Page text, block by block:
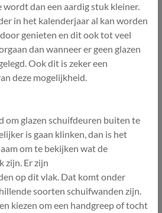
dan een aardig stuk kleiner.
in het kalenderjaar al kan worden
genieten en dit ook tot veel
dan wanneer er geen glazen
Ook dit is zeker een
deze mogelijkheid.
om glazen schuifdeuren buiten te
is gaan klinken, dan is het
om te bekijken wat de
zijn. Er zijn
op dit vlak. Dat komt onder
soorten schuifwanden zijn.
kiezen om een handgreep of tocht